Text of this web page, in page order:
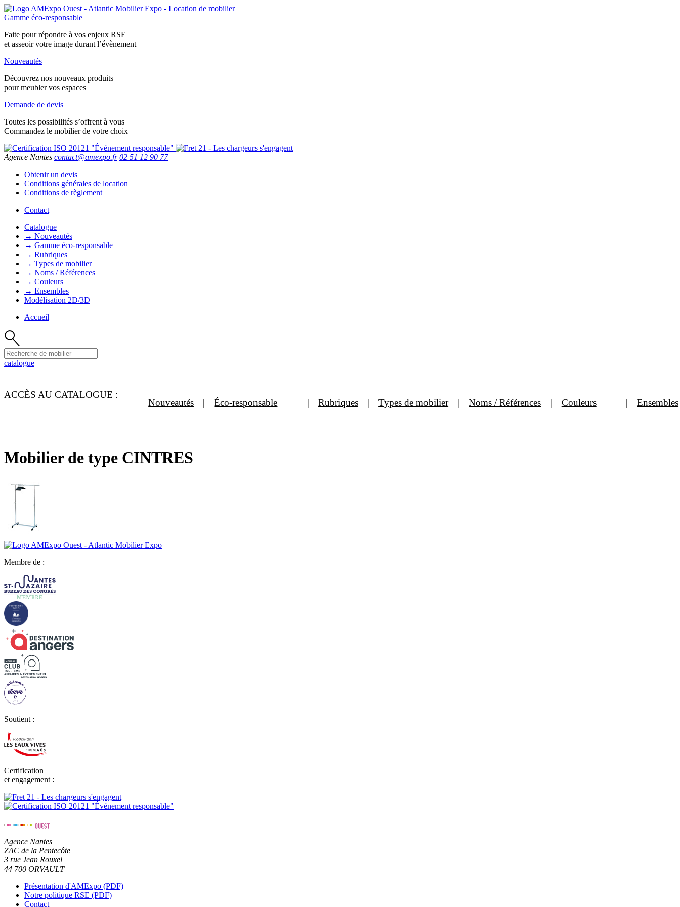
Gamme éco-responsable
Faite pour répondre à vos enjeux RSE
et asseoir votre image durant l’évènement
Nouveautés
Découvrez nos nouveaux produits
pour meubler vos espaces
Demande de devis
Toutes les possibilités s’offrent à vous
Commandez le mobilier de votre choix
Agence Nantes contact@amexpo.fr 02 51 12 90 77
Obtenir un devis
Conditions générales de location
Conditions de règlement
Contact
Catalogue
→ Nouveautés
→ Gamme éco-responsable
→ Rubriques
→ Types de mobilier
→ Noms / Références
→ Couleurs
→ Ensembles
Modélisation 2D/3D
Accueil
catalogue
ACCÈS AU CATALOGUE :
Nouveautés Éco-responsable Rubriques Types de mobilier Noms / Références Couleurs Ensembles
Mobilier de type CINTRES
Membre de :
Soutient :
Certification
et engagement :
Agence Nantes
ZAC de la Pentecôte
3 rue Jean Rouxel
44 700 ORVAULT
Présentation d'AMExpo (PDF)
Notre politique RSE (PDF)
Contact